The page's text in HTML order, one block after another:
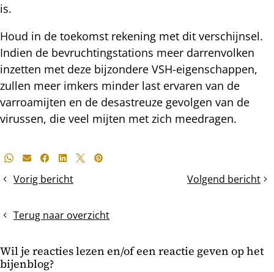
is.
Houd in de toekomst rekening met dit verschijnsel.
Indien de bevruchtingstations meer darrenvolken
inzetten met deze bijzondere VSH-eigenschappen,
zullen meer imkers minder last ervaren van de
varroamijten en de desastreuze gevolgen van de
virussen, die veel mijten met zich meedragen.
Deel
bericht
Whatsapp
E-mailFacebook
LinkedIn
X Pinterest
Vorig bericht
Darrenslacht
wintervoer
Volgend bericht
Eenbaksimkeren,
over
Terug naar overzicht
Wil je reacties lezen en/of een reactie geven op het
bijenblog?